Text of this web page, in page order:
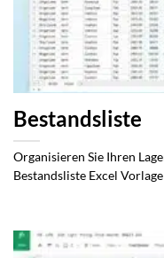
Bestandsliste
Organisieren Sie Ihren
Bestandsliste Excel